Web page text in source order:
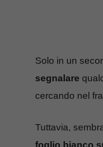
Solo in un
segnalare
cercando nel
Tuttavia,
foglio bianco